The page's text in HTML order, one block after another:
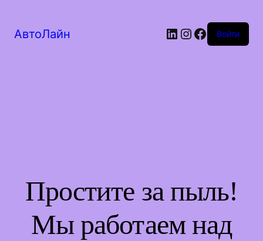
АвтоЛайн LinkedIn
Instagram
Facebook
Войти
Простите за пыль!
Мы работаем над